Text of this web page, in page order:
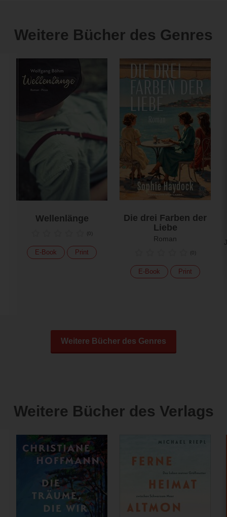
Weitere Bücher des Genres
Wellenlänge
(0)
E-Book Print
Die drei Farben der
Liebe
Roman
(0)
E-Book Print
Weitere Bücher des Genres
Weitere Bücher des Verlags